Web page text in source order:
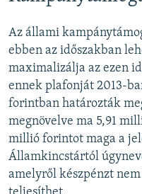
Az állami
ebben az időszakban
maximalizálja az ezen
ennek plafonját 2013-
forintban határozták
megnövelve ma 5,91
millió forintot maga a
Államkincstártól
amelyről készpénzt